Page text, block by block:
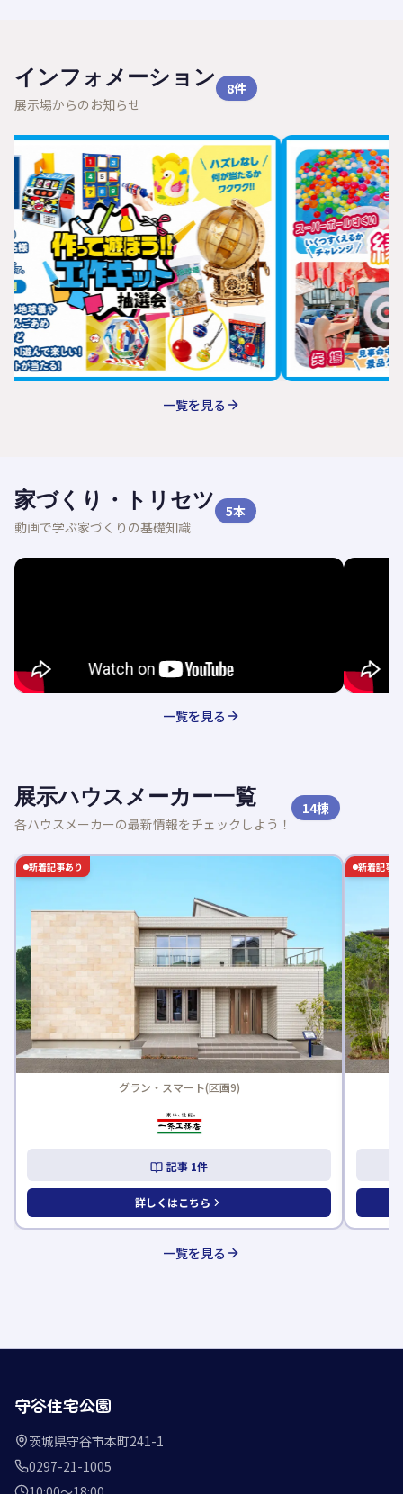
インフォメーション
展示場からのお知らせ
8件
一覧を見る
家づくり・トリセツ
動画で学ぶ家づくりの基礎知識
5本
一覧を見る
展示ハウスメーカー一覧
各ハウスメーカーの最新情報をチェックしよう！
14棟
新着記事あり
グラン・スマート(区画9)
記事 1件
詳しくはこちら
新着記事
一覧を見る
守谷住宅公園
茨城県守谷市本町241-1
0297-21-1005